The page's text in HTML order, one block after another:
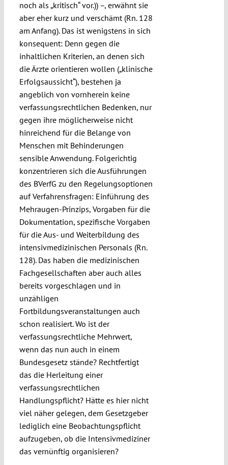
noch als „kritisch“ vor.)) –, erwähnt sie
aber eher kurz und verschämt (Rn. 128
am Anfang). Das ist wenigstens in sich
konsequent: Denn gegen die
inhaltlichen Kriterien, an denen sich
die Ärzte orientieren wollen („klinische
Erfolgsaussicht“), bestehen ja
angeblich von vornherein keine
verfassungsrechtlichen Bedenken, nur
gegen ihre möglicherweise nicht
hinreichend für die Belange von
Menschen mit Behinderungen
sensible Anwendung. Folgerichtig
konzentrieren sich die Ausführungen
des BVerfG zu den Regelungsoptionen
auf Verfahrensfragen: Einführung des
Mehraugen-Prinzips, Vorgaben für die
Dokumentation, spezifische Vorgaben
für die Aus- und Weiterbildung des
intensivmedizinischen Personals (Rn.
128). Das haben die medizinischen
Fachgesellschaften aber auch alles
bereits vorgeschlagen und in
unzähligen
Fortbildungsveranstaltungen auch
schon realisiert. Wo ist der
verfassungsrechtliche Mehrwert,
wenn das nun auch in einem
Bundesgesetz stände? Rechtfertigt
das die Herleitung einer
verfassungsrechtlichen
Handlungspflicht? Hätte es hier nicht
viel näher gelegen, dem Gesetzgeber
lediglich eine Beobachtungspflicht
aufzugeben, ob die Intensivmediziner
das vernünftig organisieren?